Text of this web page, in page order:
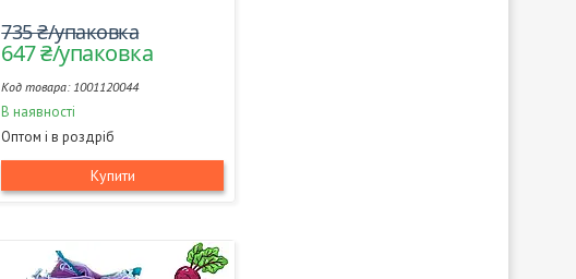
735 ₴/упаковка
647 ₴/упаковка
1001120044
В наявності
Оптом і в роздріб
Купити